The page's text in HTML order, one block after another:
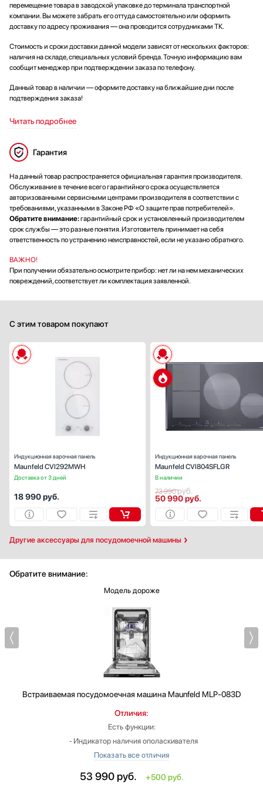
перемещение товара в заводской упаковке до терминала транспортной
компании. Вы можете забрать его оттуда самостоятельно или оформить
доставку по адресу проживания — она проводится сотрудниками ТК.
Стоимость и сроки доставки данной модели зависят от нескольких факторов:
наличия на складе, специальных условий бренда. Точную информацию вам
сообщит менеджер при подтверждении заказа по телефону.
Данный товар в наличии — оформите доставку на ближайшие дни после
подтверждения заказа!
Читать подробнее
Гарантия
На данный товар распространяется официальная гарантия производителя.
Обслуживание в течение всего гарантийного срока осуществляется
авторизованными сервисными центрами производителя в соответствии с
требованиями, указанными в Законе РФ «О защите прав потребителей».
Обратите внимание:гарантийный срок и установленный производителем
срок службы — это разные понятия. Изготовитель принимает на себя
ответственность по устранению неисправностей, если не указано обратного.
ВАЖНО!
При получении обязательно осмотрите прибор: нет ли на нем механических
повреждений, соответствует ли комплектация заявленной.
С этим товаром покупают
Другие аксессуары для посудомоечной машины
Доставка от 3 дней
Индукционная варочная панель
Maunfeld CVI292MWH
Габариты (ВхШхГ), см:
Цвет :
Панель конфорок:
Общее количество конфорок:
18 990руб.
В наличии
Индукционная варочная панель
Maunfeld CVI804SFLGR
73 990руб.
50 990руб.
Обратите внимание:
Модель дороже
Встраиваемая посудомоечная машинаMaunfeld MLP-083D
Отличия:
Есть функции:
‐ Индикатор наличия ополаскивателя
‐ Индикатор наличия соли
‐ Корзина для столовых приборов
53 990 руб. +500 руб.